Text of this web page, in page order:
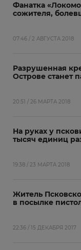
Фанатка
сожителя,
07:46 / 2 АВГУСТА 2018
Разрушенная
Острове станет
20:51 / 26 МАРТА 2018
На руках у
тысяч единиц
19:38 / 23 МАРТА 2018
Житель
в посылке
22:36 / 15 ДЕКАБРЯ 2017